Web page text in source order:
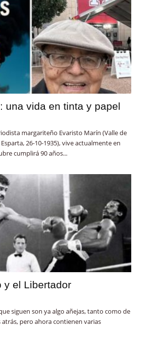
una vida en tinta y papel
margariteño Evaristo Marín (Valle de
26-10-1935), vive actualmente en
cumplirá 90 años...
y el Libertador
que siguen son ya algo añejas, tanto como de
pero ahora contienen varias